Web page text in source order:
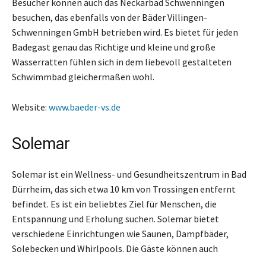
besuchen, das ebenfalls von der Bäder Villingen-
Schwenningen GmbH betrieben wird. Es bietet für jeden
Badegast genau das Richtige und kleine und große
Wasserratten fühlen sich in dem liebevoll gestalteten
Schwimmbad gleichermaßen wohl.
Website: www.baeder-vs.de
Solemar
Solemar ist ein Wellness- und Gesundheitszentrum in Bad
Dürrheim, das sich etwa 10 km von Trossingen entfernt
befindet. Es ist ein beliebtes Ziel für Menschen, die
Entspannung und Erholung suchen. Solemar bietet
verschiedene Einrichtungen wie Saunen, Dampfbäder,
Solebecken und Whirlpools. Die Gäste können auch